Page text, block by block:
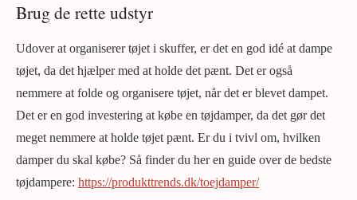
Brug de rette udstyr
Udover at organiserer tøjet i skuffer, er det en god idé at dampe
tøjet, da det hjælper med at holde det pænt. Det er også
nemmere at folde og organisere tøjet, når det er blevet dampet.
Det er en god investering at købe en tøjdamper, da det gør det
meget nemmere at holde tøjet pænt. Er du i tvivl om, hvilken
damper du skal købe? Så finder du her en guide over de bedste
tøjdampere: https://produkttrends.dk/toejdamper/